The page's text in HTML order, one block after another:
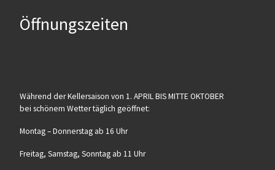
Öffnungszeiten
Wäh­rend der Kel­ler­sai­son von 1. APRIL BIS MITTE OKTOBER
bei schö­nem Wet­ter täg­lich geöffnet:
Mon­tag – Don­ners­tag ab 16 Uhr
Frei­tag, Sams­tag, Sonn­tag ab 11 Uhr